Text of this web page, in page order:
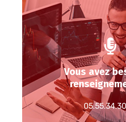
Vous avez
Envoyez nous
Demandez à nos
plus sur nos services
PRO.